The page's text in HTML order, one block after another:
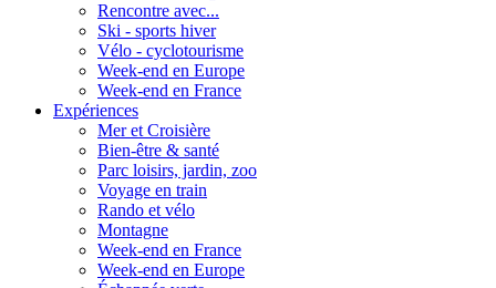
Rencontre avec...
Ski - sports hiver
Vélo - cyclotourisme
Week-end en Europe
Week-end en France
Expériences
Mer et Croisière
Bien-être & santé
Parc loisirs, jardin, zoo
Voyage en train
Rando et vélo
Montagne
Week-end en France
Week-end en Europe